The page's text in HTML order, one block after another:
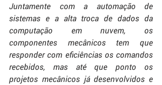
Juntamente com a automação de
sistemas e a alta troca de dados da
computação em nuvem, os
componentes mecânicos tem que
responder com eficiências os comandos
recebidos, mas até que ponto os
projetos mecânicos já desenvolvidos e